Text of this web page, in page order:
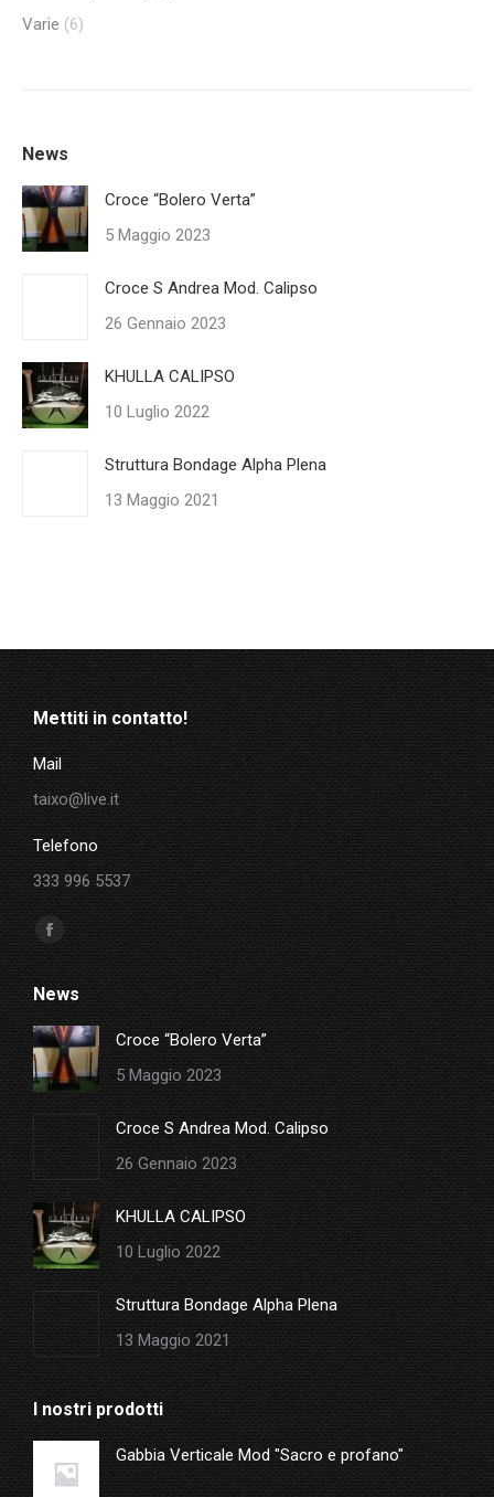
Varie (6)
News
Croce “Bolero Verta”
5 Maggio 2023
Croce S Andrea Mod. Calipso
26 Gennaio 2023
KHULLA CALIPSO
10 Luglio 2022
Struttura Bondage Alpha Plena
13 Maggio 2021
Mettiti in contatto!
Mail
taixo@live.it
Telefono
333 996 5537
Ci puoi trovare su:
Facebook
page
opens
in
new
window
News
Croce “Bolero Verta”
5 Maggio 2023
Croce S Andrea Mod. Calipso
26 Gennaio 2023
KHULLA CALIPSO
10 Luglio 2022
Struttura Bondage Alpha Plena
13 Maggio 2021
I nostri prodotti
Gabbia Verticale Mod "Sacro e profano"